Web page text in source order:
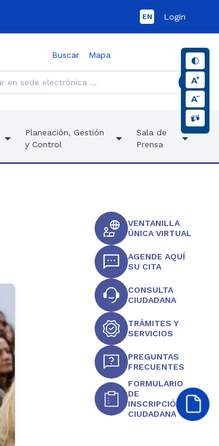
EN Login
Buscar Mapa
Planeación, Gestión
y Control
Sala de
Prensa
VENTANILLA
ÚNICA VIRTUAL
AGENDE AQUÍ
SU CITA
CONSULTA
CIUDADANA
TRÁMITES Y
SERVICIOS
PREGUNTAS
FRECUENTES
FORMULARIO
DE
INSCRIPCIÓN
CIUDADANA